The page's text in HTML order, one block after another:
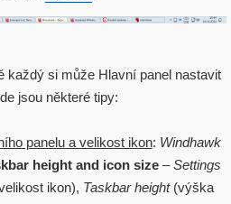
každý si může Hlavní panel nastavit
jsou některé tipy:
panelu a velikost ikon: Windhawk
height and icon size–Settings
ikon), Taskbar height(výška